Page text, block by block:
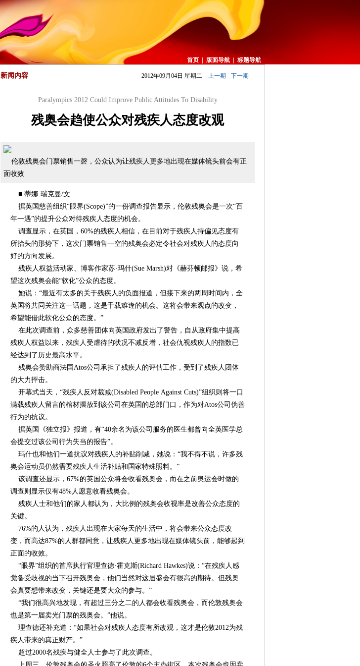
首页 版面导航 标题导航
第05版
新闻
新闻
新闻
封面报道
自述
新闻内容 2012年09月04日 星期二 上一期 下一期
Paralympics 2012 Could Improve Public Attitudes To Disability
残奥会趋使公众对残疾人态度改观
伦敦残奥会门票销售一磬，公众认为让残疾人更多地出现在媒体镜头前会有正
面收效
■ 蒂娜·瑞克曼/文
据英国慈善组织“眼界(Scope)”的一份调查报告显示，伦敦残奥会是一次“百
年一遇”的提升公众对待残疾人态度的机会。
调查显示，在英国，60%的残疾人相信，在目前对于残疾人持偏见态度有
所抬头的形势下，这次门票销售一空的残奥会必定令社会对残疾人的态度向
好的方向发展。
残疾人权益活动家、博客作家苏·玛什(Sue Marsh)对《赫芬顿邮报》说，希
望这次残奥会能“软化”公众的态度。
她说：“最近有太多的关于残疾人的负面报道，但接下来的两周时间内，全
英国将共同关注这一话题，这是千载难逢的机会。这将会带来观点的改变，
希望能借此软化公众的态度。”
在此次调查前，众多慈善团体向英国政府发出了警告，自从政府集中提高
残疾人权益以来，残疾人受虐待的状况不减反增，社会仇视残疾人的指数已
经达到了历史最高水平。
残奥会赞助商法国Atos公司承担了残疾人的评估工作，受到了残疾人团体
的大力抨击。
开幕式当天，“残疾人反对裁减(Disabled People Against Cuts)”组织则将一口
满载残疾人留言的棺材摆放到该公司在英国的总部门口，作为对Atos公司伪善
行为的抗议。
据英国《独立报》报道，有“40余名为该公司服务的医生都曾向全英医学总
会提交过该公司行为失当的报告”。
玛什也和他们一道抗议对残疾人的补贴削减，她说：“我不得不说，许多残
奥会运动员仍然需要残疾人生活补贴和国家特殊照料。”
该调查还显示，67%的英国公众将会收看残奥会，而在之前奥运会时做的
调查则显示仅有48%人愿意收看残奥会。
残疾人士和他们的家人都认为，大比例的残奥会收视率是改善公众态度的
关键。
76%的人认为，残疾人出现在大家每天的生活中，将会带来公众态度改
变，而高达87%的人群都同意，让残疾人更多地出现在媒体镜头前，能够起到
正面的收效。
“眼界”组织的首席执行官理查德·霍克斯(Richard Hawkes)说：“在残疾人感
觉备受歧视的当下召开残奥会，他们当然对这届盛会有很高的期待。但残奥
会真要想带来改变，关键还是要大众的参与。”
“我们很高兴地发现，有超过三分之二的人都会收看残奥会，而伦敦残奥会
也是第一届卖光门票的残奥会。”他说。
理查德还补充道：“如果社会对残疾人态度有所改观，这才是伦敦2012为残
疾人带来的真正财产。”
超过2000名残疾与健全人士参与了此次调查。